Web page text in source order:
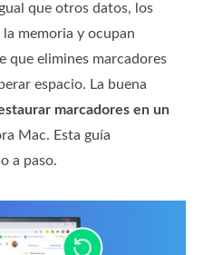
que otros datos, los
memoria y ocupan
que elimines marcadores
espacio. La buena
marcadores en un
Mac. Esta guía
a paso.